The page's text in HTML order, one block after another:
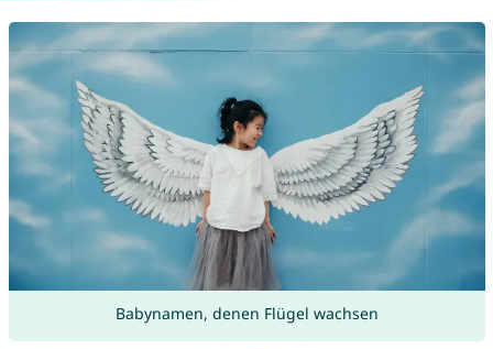
Babynamen, denen Flügel wachsen